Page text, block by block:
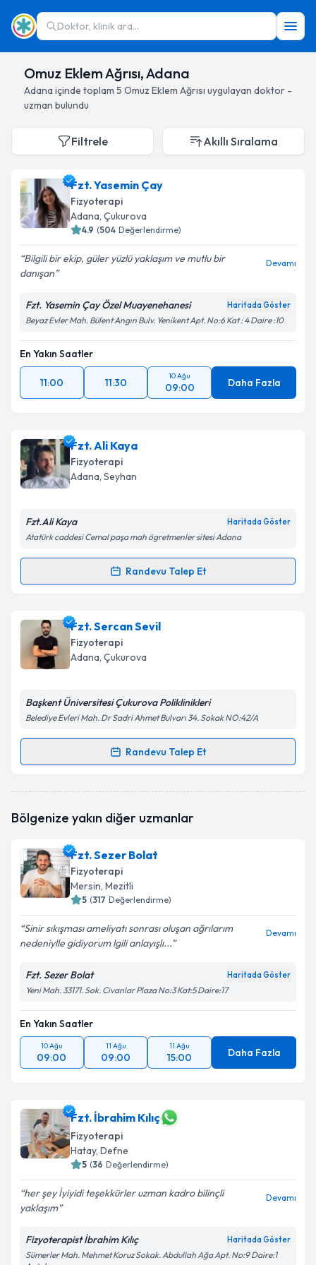
Doktor, klinik ara...
Omuz Eklem Ağrısı, Adana
Adana içinde toplam 5 Omuz Eklem Ağrısı uygulayan doktor -
uzman bulundu
Filtrele Akıllı Sıralama
Fzt. Yasemin Çay
Fizyoterapi
Adana, Çukurova
4.9 (504 Değerlendirme)
Bilgili bir ekip, güler yüzlü yaklaşım ve mutlu bir
danışan
Devamı
Fzt. Yasemin Çay Özel Muayenehanesi Haritada Göster
Beyaz Evler Mah. Bülent Angın Bulv. Yenikent Apt. No:6 Kat : 4 Daire :10
En Yakın Saatler
11:00 11:30
10 Ağu
09:00 Daha Fazla
Fzt. Ali Kaya
Fizyoterapi
Adana, Seyhan
Fzt.Ali Kaya Haritada Göster
Atatürk caddesi Cemal paşa mah ögretmenler sitesi Adana
Randevu Talep Et
Randevu Takvimi Talebi
Fzt. Ali Kayaiçin randevu takvimi talebi oluşturun.
Size bu uzmandan randevu almanız için bir takvim
hazırlandığında e-posta ile bilgilendireceğiz.
Kişisel verilerimin işlenmesine ilişkin
Metni'ni okudum ve kişisel verilerimin belirtilen
Takvim Talebini Gönder
Fzt. Sercan Sevil
Fizyoterapi
Adana, Çukurova
Başkent Üniversitesi Çukurova Poliklinikleri
Belediye Evleri Mah. Dr Sadri Ahmet Bulvarı 34. Sokak NO:42/A
Randevu Talep Et
Randevu Takvimi Talebi
oluşturun. Size bu uzmandan randevu almanız için bir
E-posta Adresiniz
Kişisel verilerimin işlenmesine ilişkinAydınlatma
Metni'ni okudum ve kişisel verilerimin belirtilen
Bölgenize yakın diğer uzmanlar
Fzt. Sezer Bolat
Fizyoterapi
Mersin, Mezitli
5 (317 Değerlendirme)
Sinir sıkışması ameliyatı sonrası oluşan ağrılarım
nedeniylle gidiyorum lgili anlayışlı...
Devamı
Fzt. Sezer Bolat Haritada Göster
Yeni Mah. 33171. Sok. Civanlar Plaza No:3 Kat:5 Daire:17
En Yakın Saatler
10 Ağu
09:00
11 Ağu
09:00
11 Ağu
15:00 Daha Fazla
Fzt. İbrahim Kılıç
Fizyoterapi
Hatay, Defne
5 (36 Değerlendirme)
her şey İyiyidi teşekkürler uzman kadro bilinçli
yaklaşım
Devamı
Fizyoterapist İbrahim Kılıç Haritada Göster
Sümerler Mah. Mehmet Koruz Sokak. Abdullah Ağa Apt. No:9 Daire:1